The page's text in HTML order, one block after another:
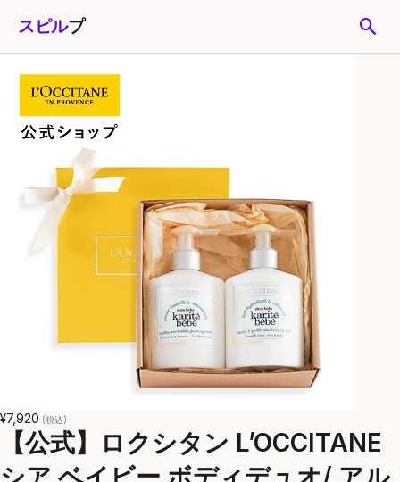
スピルプ search
¥7,920 (税込)
【公式】ロクシタン L’OCCITANE